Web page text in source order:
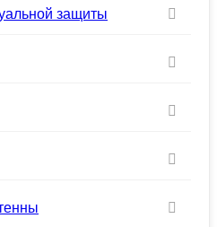
защиты